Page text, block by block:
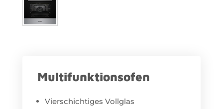
Multifunktionsofen
Vierschichtiges Vollglas